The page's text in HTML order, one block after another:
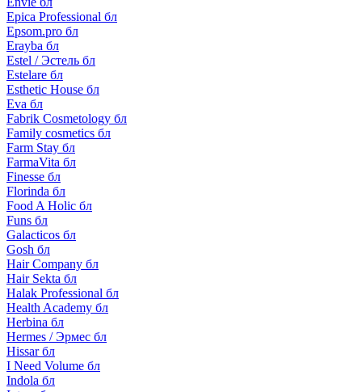
Epica Professional бл
Epsom.pro бл
Erayba бл
Estel / Эстель бл
Estelare бл
Esthetic House бл
Eva бл
Fabrik Cosmetology бл
Family cosmetics бл
Farm Stay бл
FarmaVita бл
Finesse бл
Florinda бл
Food A Holic бл
Funs бл
Galacticos бл
Gosh бл
Hair Company бл
Hair Sekta бл
Halak Professional бл
Health Academy бл
Herbina бл
Hermes / Эрмес бл
Hissar бл
I Need Volume бл
Indola бл